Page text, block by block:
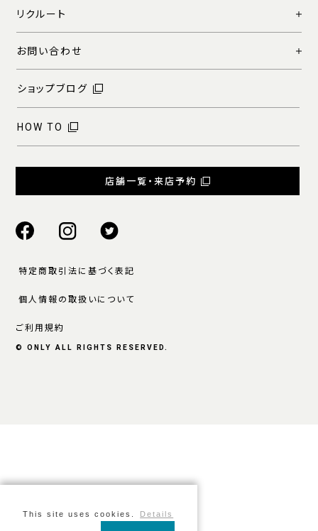
リクルート
お問い合わせ
ショップブログ
HOW TO
店舗一覧・来店予約
特定商取引法に基づく表記
個人情報の取扱いについて
ご利用規約
© ONLY ALL RIGHTS RESERVED.
This site uses cookies. Details